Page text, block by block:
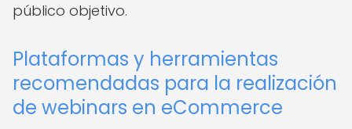
público objetivo.
Plataformas y herramientas
recomendadas para la realización
de webinars en eCommerce